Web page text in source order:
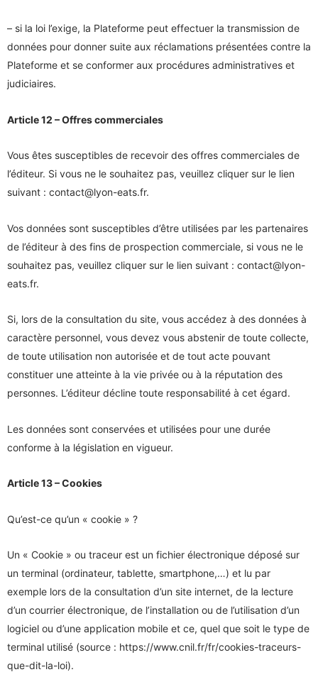
– si la loi l’exige, la Plateforme peut effectuer la transmission de
données pour donner suite aux réclamations présentées contre la
Plateforme et se conformer aux procédures administratives et
judiciaires.
Article 12 – Offres commerciales
Vous êtes susceptibles de recevoir des offres commerciales de
l’éditeur. Si vous ne le souhaitez pas, veuillez cliquer sur le lien
suivant : contact@lyon-eats.fr.
Vos données sont susceptibles d’être utilisées par les partenaires
de l’éditeur à des fins de prospection commerciale, si vous ne le
souhaitez pas, veuillez cliquer sur le lien suivant : contact@lyon-
eats.fr.
Si, lors de la consultation du site, vous accédez à des données à
caractère personnel, vous devez vous abstenir de toute collecte,
de toute utilisation non autorisée et de tout acte pouvant
constituer une atteinte à la vie privée ou à la réputation des
personnes. L’éditeur décline toute responsabilité à cet égard.
Les données sont conservées et utilisées pour une durée
conforme à la législation en vigueur.
Article 13 – Cookies
Qu’est-ce qu’un « cookie » ?
Un « Cookie » ou traceur est un fichier électronique déposé sur
un terminal (ordinateur, tablette, smartphone,…) et lu par
exemple lors de la consultation d’un site internet, de la lecture
d’un courrier électronique, de l’installation ou de l’utilisation d’un
logiciel ou d’une application mobile et ce, quel que soit le type de
terminal utilisé (source : https://www.cnil.fr/fr/cookies-traceurs-
que-dit-la-loi).